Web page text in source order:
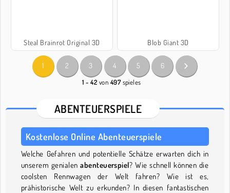
Steal Brainrot Original 3D Blob Giant 3D
1 2 3 4 5 6
1 - 42 von 497spieles
ABENTEUERSPIELE
Kostenlose Online Abenteuerspiele
Welche Gefahren und potentielle Schätze erwarten dich in
unserem genialenabenteuerspiel? Wie schnell können die
coolsten Rennwagen der Welt fahren? Wie ist es,
prähistorische Welt zu erkunden? In diesen fantastischen